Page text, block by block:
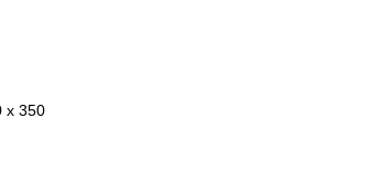
x 350